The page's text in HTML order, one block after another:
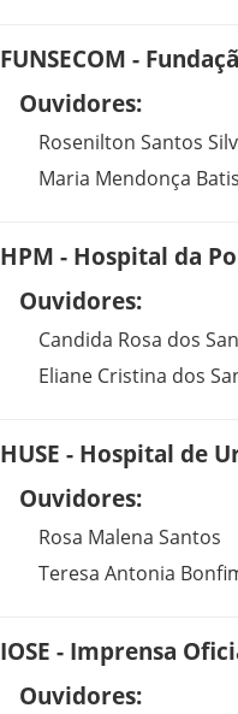
FUNSECOM -
Ouvidores:
Rosenilton Santos
Maria Mendonça
HPM - Hospital da
Ouvidores:
Candida Rosa dos
Eliane Cristina dos
HUSE - Hospital de
Ouvidores:
Rosa Malena Santos
Teresa Antonia
IOSE - Imprensa
Ouvidores: